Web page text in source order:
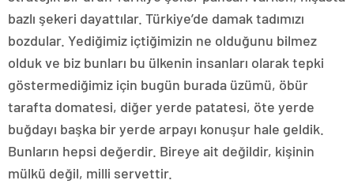
bazlı şekeri dayattılar. Türkiye’de damak tadımızı
bozdular. Yediğimiz içtiğimizin ne olduğunu bilmez
olduk ve biz bunları bu ülkenin insanları olarak tepki
göstermediğimiz için bugün burada üzümü, öbür
tarafta domatesi, diğer yerde patatesi, öte yerde
buğdayı başka bir yerde arpayı konuşur hale geldik.
Bunların hepsi değerdir. Bireye ait değildir, kişinin
mülkü değil, milli servettir.